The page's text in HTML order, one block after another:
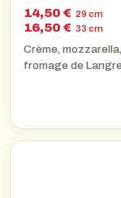
14,50 € 29 cm
16,50 € 33 cm
Crème,
fromage de